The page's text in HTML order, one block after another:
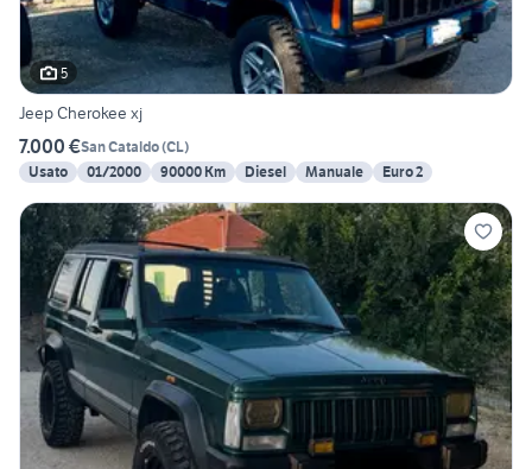
5
Jeep Cherokee xj
7.000 €San Cataldo(CL)
Usato
01/2000 90000 Km Diesel Manuale Euro 2